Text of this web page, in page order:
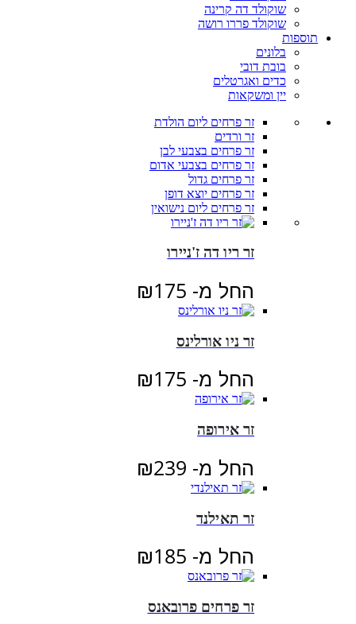
שוקולד דה קרינה
שוקולד פררו רושה
תוספות
בלונים
בובת דובי
כדים ואגרטלים
יין ומשקאות
זר פרחים ליום הולדת
זר ורדים
זר פרחים בצבעי לבן
זר פרחים בצבעי אדום
זר פרחים גדול
זר פרחים יוצא דופן
זר פרחים ליום נישואין
זר ריו דה ז'ניירו
החל מ- ₪175
זר ניו אורלינס
החל מ- ₪175
זר אירופה
החל מ- ₪239
זר תאילנד
החל מ- ₪185
זר פרחים פרובאנס